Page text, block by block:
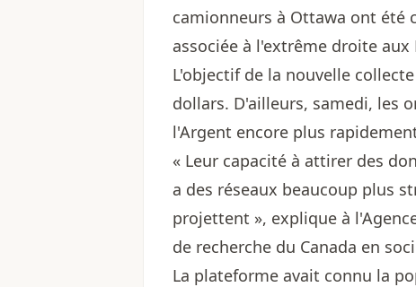
camionneurs à Ottawa ont été
associée à l'extrême droite aux
L'objectif de la nouvelle
dollars. D'ailleurs, samedi, les
l'Argent encore plus
« Leur capacité à attirer des
a des réseaux beaucoup plus
projettent », explique à
de recherche du Canada en
La plateforme avait connu la